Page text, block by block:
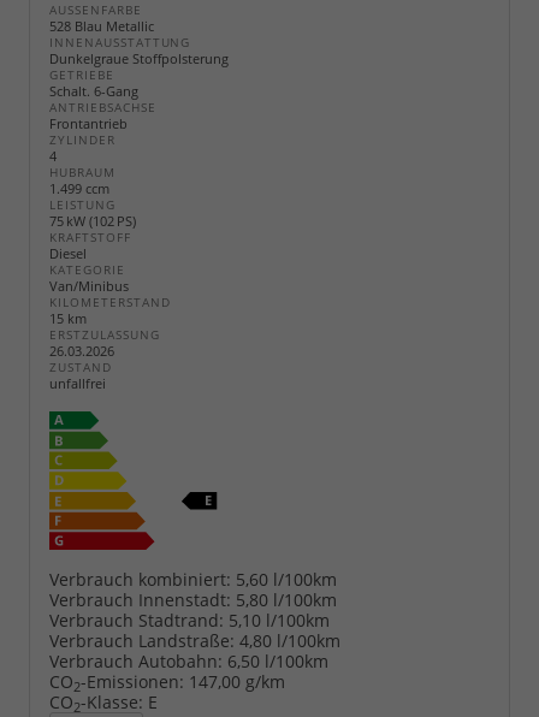
AUSSENFARBE
528 Blau Metallic
INNENAUSSTATTUNG
Dunkelgraue Stoffpolsterung
GETRIEBE
Schalt. 6-Gang
ANTRIEBSACHSE
Frontantrieb
ZYLINDER
4
HUBRAUM
1.499 ccm
LEISTUNG
75 kW (102 PS)
KRAFTSTOFF
Diesel
KATEGORIE
Van/Minibus
KILOMETERSTAND
15 km
ERSTZULASSUNG
26.03.2026
ZUSTAND
unfallfrei
Verbrauch kombiniert: 5,60 l/100km
Verbrauch Innenstadt: 5,80 l/100km
Verbrauch Stadtrand: 5,10 l/100km
Verbrauch Landstraße: 4,80 l/100km
Verbrauch Autobahn: 6,50 l/100km
CO2-Emissionen: 147,00 g/km
CO2-Klasse: E